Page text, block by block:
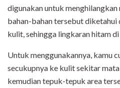
digunakan untuk menghilangkan
bahan-bahan tersebut diketahui
kulit, sehingga lingkaran hitam
Untuk menggunakannya, kamu
secukupnya ke kulit sekitar
kemudian tepuk-tepuk area